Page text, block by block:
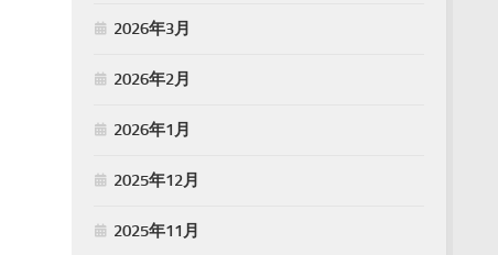
2026年3月
2026年2月
2026年1月
2025年12月
2025年11月